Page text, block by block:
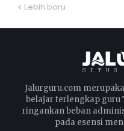
Lebih baru
Jalurguru.com
belajar terlengkap guru
ringankan beban
pada esensi